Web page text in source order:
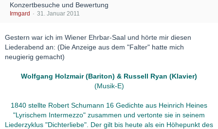
Konzertbesuche und Bewertung
Irmgard 31. Januar 2011
Gestern war ich im Wiener Ehrbar-Saal und hörte mir diesen
Liederabend an: (Die Anzeige aus dem "Falter" hatte mich
neugierig gemacht)
Wolfgang Holzmair (Bariton) & Russell Ryan (Klavier)
(Musik-E)
1840 stellte Robert Schumann 16 Gedichte aus Heinrich Heines
"Lyrischem Intermezzo" zusammen und vertonte sie in seinem
Liederzyklus "Dichterliebe". Der gilt bis heute als ein Höhepunkt des